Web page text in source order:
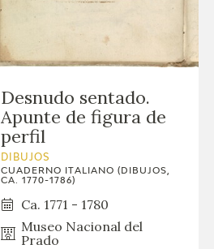
Desnudo sentado.
Apunte de figura de
perfil
DIBUJOS
CUADERNO ITALIANO (DIBUJOS,
CA. 1770-1786)
Ca. 1771 - 1780
Museo Nacional del
Prado